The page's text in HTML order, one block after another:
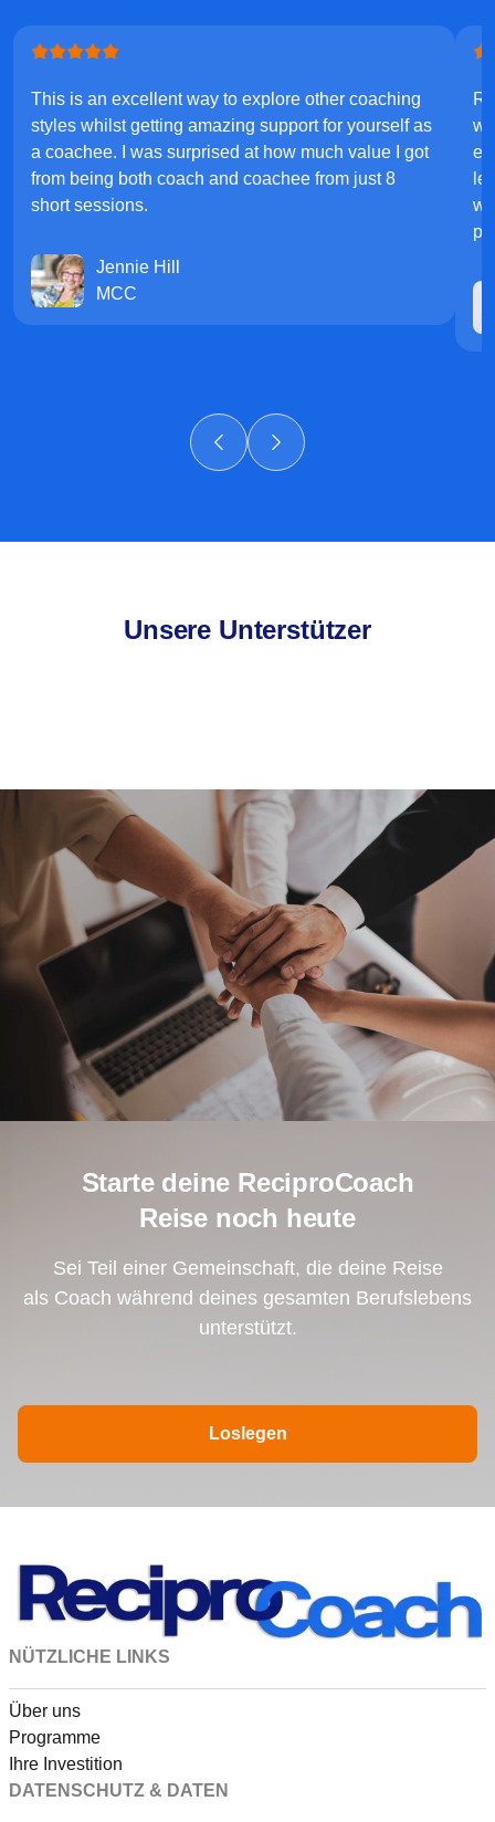
This is an excellent way to explore other coaching
styles whilst getting amazing support for yourself as
a coachee. I was surprised at how much value I got
from being both coach and coachee from just 8
short sessions.
Jennie Hill
MCC
Unsere Unterstützer
Starte deine ReciproCoach
Reise noch heute
Sei Teil einer Gemeinschaft, die deine Reise
als Coach während deines gesamten Berufslebens
unterstützt.
Loslegen
NÜTZLICHE LINKS
Über uns
Programme
Ihre Investition
DATENSCHUTZ & DATEN